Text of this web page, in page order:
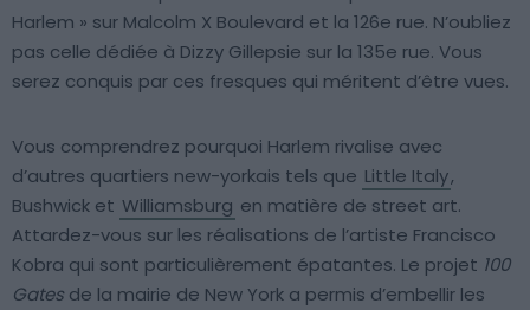
Harlem » sur Malcolm X Boulevard et la 126e rue. N’oubliez
pas celle dédiée à Dizzy Gillepsie sur la 135e rue. Vous
serez conquis par ces fresques qui méritent d’être vues.
Vous comprendrez pourquoi Harlem rivalise avec
d’autres quartiers new-yorkais tels que Little Italy,
Bushwick et Williamsburg en matière de street art.
Attardez-vous sur les réalisations de l’artiste Francisco
Kobra qui sont particulièrement épatantes. Le projet 100
Gates de la mairie de New York a permis d’embellir les